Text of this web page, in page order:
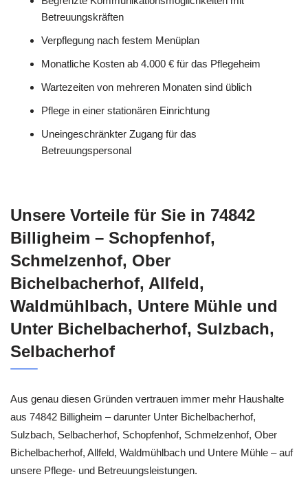
Betreuungskräften
Verpflegung nach festem Menüplan
Monatliche Kosten ab 4.000 € für das Pflegeheim
Wartezeiten von mehreren Monaten sind üblich
Pflege in einer stationären Einrichtung
Uneingeschränkter Zugang für das
Betreuungspersonal
Unsere Vorteile für Sie in 74842
Billigheim – Schopfenhof,
Schmelzenhof, Ober
Bichelbacherhof, Allfeld,
Waldmühlbach, Untere Mühle und
Unter Bichelbacherhof, Sulzbach,
Selbacherhof
Aus genau diesen Gründen vertrauen immer mehr Haushalte
aus 74842 Billigheim – darunter Unter Bichelbacherhof,
Sulzbach, Selbacherhof, Schopfenhof, Schmelzenhof, Ober
Bichelbacherhof, Allfeld, Waldmühlbach und Untere Mühle – auf
unsere Pflege- und Betreuungsleistungen.